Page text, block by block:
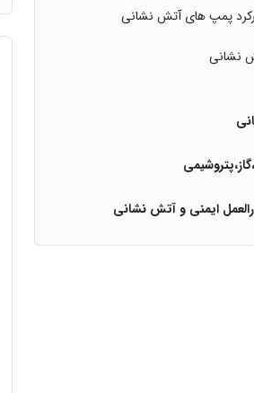
پمپ های آتش نشانی
نشانی
ایمنی و آتش نشانی